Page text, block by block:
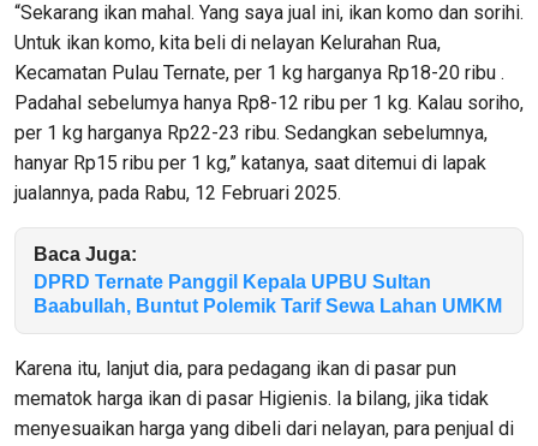
“Sekarang ikan mahal. Yang saya jual ini, ikan komo dan sorihi.
Untuk ikan komo, kita beli di nelayan Kelurahan Rua,
Kecamatan Pulau Ternate, per 1 kg harganya Rp18-20 ribu .
Padahal sebelumya hanya Rp8-12 ribu per 1 kg. Kalau soriho,
per 1 kg harganya Rp22-23 ribu. Sedangkan sebelumnya,
hanyar Rp15 ribu per 1 kg,” katanya, saat ditemui di lapak
jualannya, pada Rabu, 12 Februari 2025.
Baca Juga:
DPRD Ternate Panggil Kepala UPBU Sultan
Baabullah, Buntut Polemik Tarif Sewa Lahan UMKM
Karena itu, lanjut dia, para pedagang ikan di pasar pun
mematok harga ikan di pasar Higienis. Ia bilang, jika tidak
menyesuaikan harga yang dibeli dari nelayan, para penjual di